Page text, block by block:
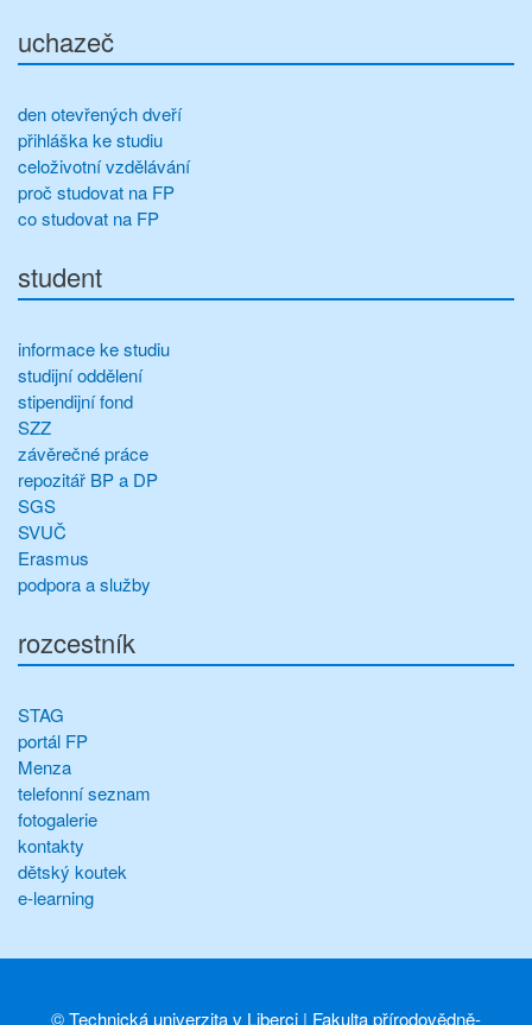
uchazeč
den otevřených dveří
přihláška ke studiu
celoživotní vzdělávání
proč studovat na FP
co studovat na FP
student
informace ke studiu
studijní oddělení
stipendijní fond
SZZ
závěrečné práce
repozitář BP a DP
SGS
SVUČ
Erasmus
podpora a služby
rozcestník
STAG
portál FP
Menza
telefonní seznam
fotogalerie
kontakty
dětský koutek
e-learning
©Technická univerzita v Liberci | Fakulta přírodovědně-